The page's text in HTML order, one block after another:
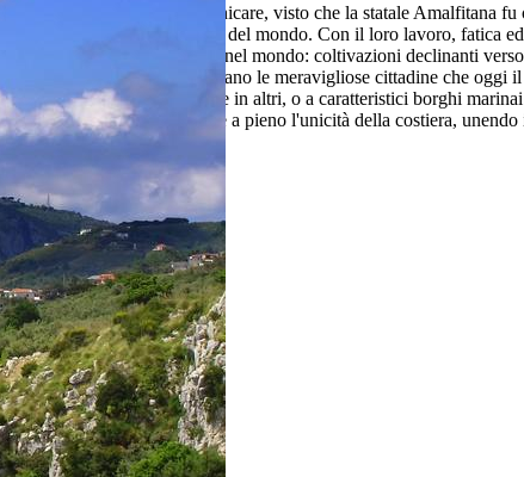
la possibilità di comunicare, visto che la statale Amalfitana
più famosi ed ammirati del mondo. Con il loro lavoro, fatica
che la rende famosa nel mondo: coltivazioni declinanti
i villaggi, diventati pian piano le meravigliose cittadine che oggi
ad accoglienti spiaggette in altri, o a caratteristici borghi
dà la possibilità di vivere a pieno l'unicità della costiera,